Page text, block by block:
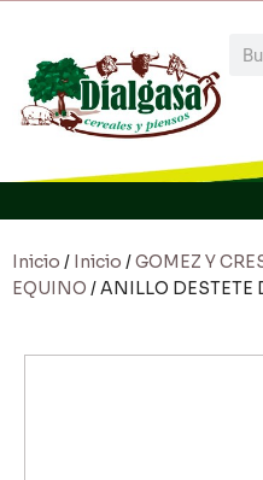
Inicio / Inicio /GOMEZ Y
EQUINO / ANILLO DESTETE